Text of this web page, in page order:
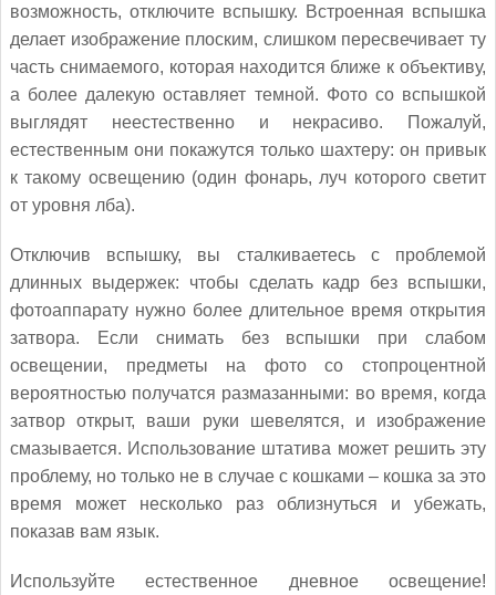
возможность, отключите вспышку. Встроенная вспышка
делает изображение плоским, слишком пересвечивает ту
часть снимаемого, которая находится ближе к объективу,
а более далекую оставляет темной. Фото со вспышкой
выглядят неестественно и некрасиво. Пожалуй,
естественным они покажутся только шахтеру: он привык
к такому освещению (один фонарь, луч которого светит
от уровня лба).
Отключив вспышку, вы сталкиваетесь с проблемой
длинных выдержек: чтобы сделать кадр без вспышки,
фотоаппарату нужно более длительное время открытия
затвора. Если снимать без вспышки при слабом
освещении, предметы на фото со стопроцентной
вероятностью получатся размазанными: во время, когда
затвор открыт, ваши руки шевелятся, и изображение
смазывается. Использование штатива может решить эту
проблему, но только не в случае с кошками – кошка за это
время может несколько раз облизнуться и убежать,
показав вам язык.
Используйте естественное дневное освещение!